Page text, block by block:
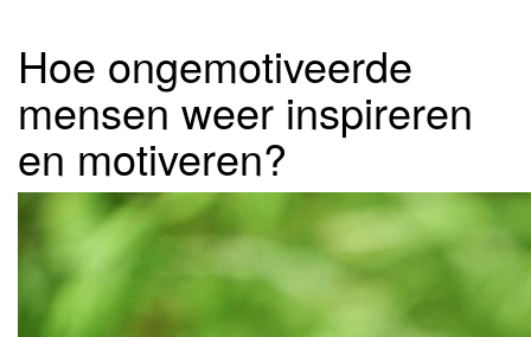
Hoe ongemotiveerde
mensen weer inspireren
en motiveren?